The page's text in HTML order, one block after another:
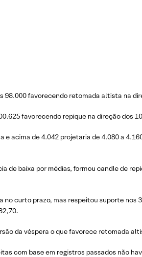
98.000 favorecendo retomada altista na
favorecendo repique na direção dos
acima de 4.042 projetaria de 4.080 a
de baixa por médias, formou candle de
no curto prazo, mas respeitou suporte
da véspera o que favorece retomada
com base em registros passados não